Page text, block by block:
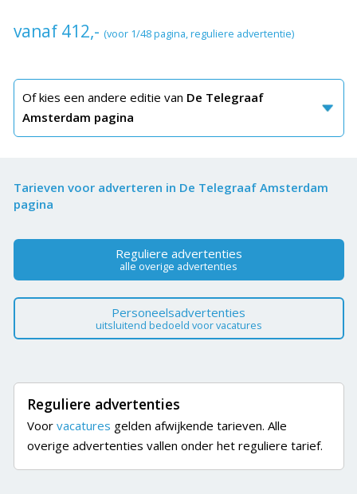
vanaf 412,- (voor 1/48 pagina, reguliere advertentie)
Of kies een andere editie van De Telegraaf
Amsterdam pagina
Tarieven voor adverteren in De Telegraaf Amsterdam
pagina
Reguliere advertenties
alle overige advertenties
Personeelsadvertenties
uitsluitend bedoeld voor vacatures
Reguliere advertenties
Voor vacatures gelden afwijkende tarieven. Alle
overige advertenties vallen onder het reguliere tarief.